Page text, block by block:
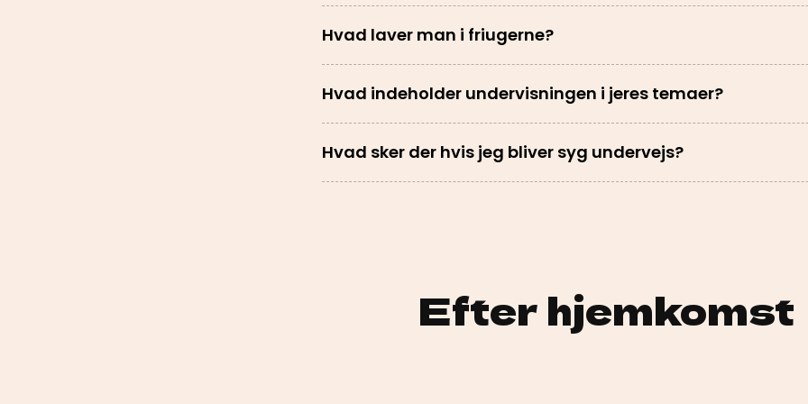
Hvad laver man i friugerne?
Hvad indeholder undervisningen i jeres temaer?
Hvad sker der hvis jeg bliver syg undervejs?
Efter hjemkomst